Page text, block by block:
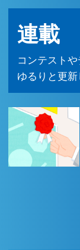
連載
コンテスト
ゆるりと更新